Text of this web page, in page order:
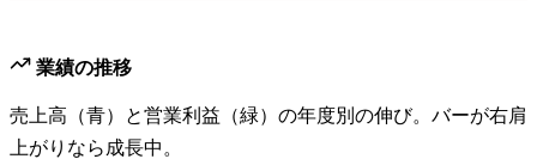
業績の推移
売上高（青）と営業利益（緑）の年度別の伸び。バーが右肩
上がりなら成長中。